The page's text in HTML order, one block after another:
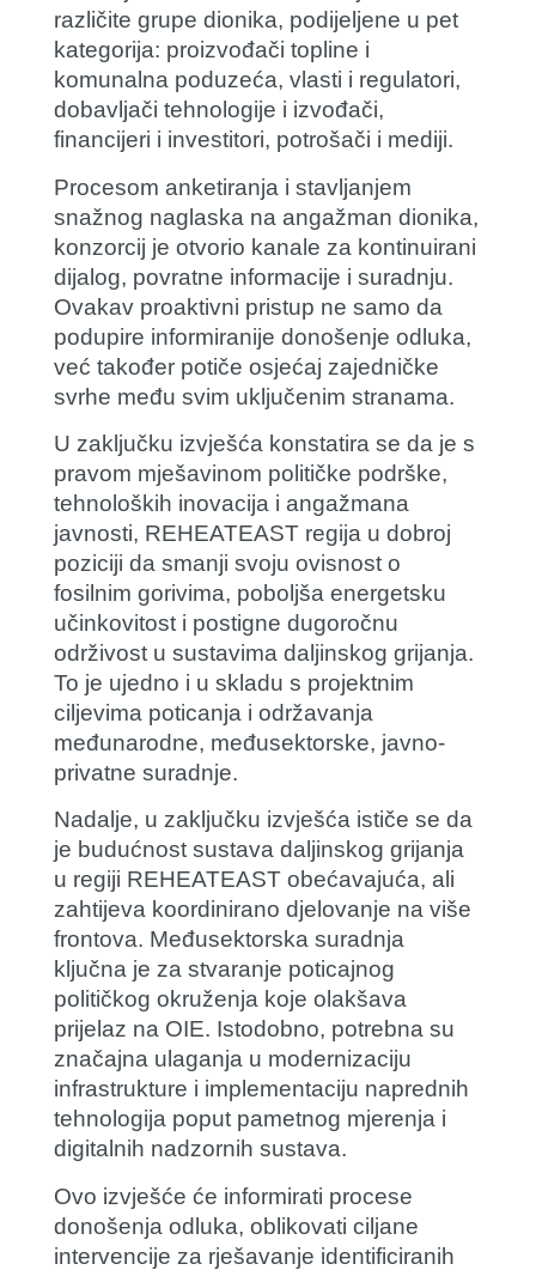
različite grupe dionika, podijeljene u pet
kategorija: proizvođači topline i
komunalna poduzeća, vlasti i regulatori,
dobavljači tehnologije i izvođači,
financijeri i investitori, potrošači i mediji.
Procesom anketiranja i stavljanjem
snažnog naglaska na angažman dionika,
konzorcij je otvorio kanale za kontinuirani
dijalog, povratne informacije i suradnju.
Ovakav proaktivni pristup ne samo da
podupire informiranije donošenje odluka,
već također potiče osjećaj zajedničke
svrhe među svim uključenim stranama.
U zaključku izvješća konstatira se da je s
pravom mješavinom političke podrške,
tehnoloških inovacija i angažmana
javnosti, REHEATEAST regija u dobroj
poziciji da smanji svoju ovisnost o
fosilnim gorivima, poboljša energetsku
učinkovitost i postigne dugoročnu
održivost u sustavima daljinskog grijanja.
To je ujedno i u skladu s projektnim
ciljevima poticanja i održavanja
međunarodne, međusektorske, javno-
privatne suradnje.
Nadalje, u zaključku izvješća ističe se da
je budućnost sustava daljinskog grijanja
u regiji REHEATEAST obećavajuća, ali
zahtijeva koordinirano djelovanje na više
frontova. Međusektorska suradnja
ključna je za stvaranje poticajnog
političkog okruženja koje olakšava
prijelaz na OIE. Istodobno, potrebna su
značajna ulaganja u modernizaciju
infrastrukture i implementaciju naprednih
tehnologija poput pametnog mjerenja i
digitalnih nadzornih sustava.
Ovo izvješće će informirati procese
donošenja odluka, oblikovati ciljane
intervencije za rješavanje identificiranih